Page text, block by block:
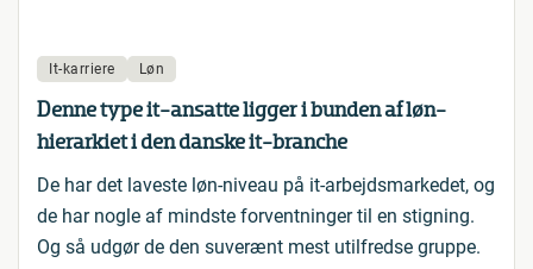
It-karriere Løn
Denne type it-ansatte ligger i bunden af løn-
hierarkiet i den danske it-branche
De har det laveste løn-niveau på it-arbejdsmarkedet, og
de har nogle af mindste forventninger til en stigning.
Og så udgør de den suverænt mest utilfredse gruppe.